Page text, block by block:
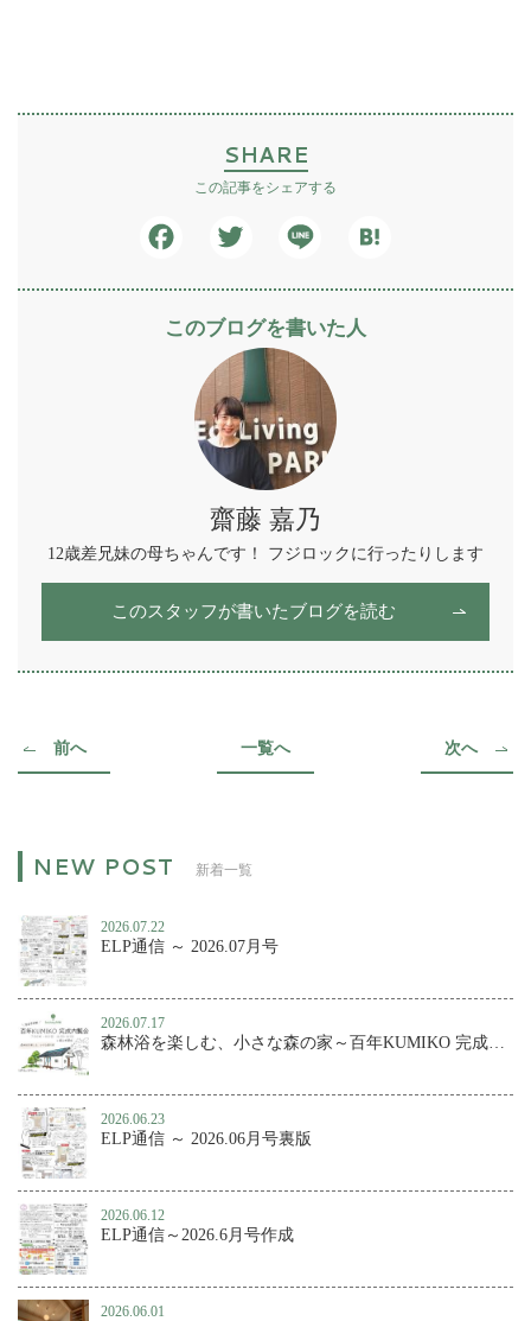
SHARE
この記事をシェアする
このブログを書いた人
齋藤 嘉乃
12歳差兄妹の母ちゃんです！ フジロックに行ったりします
このスタッフが書いたブログを読む
前へ 一覧へ 次へ
新着一覧
2026.07.22
ELP通信 ～ 2026.07月号
2026.07.17
2026.06.23
ELP通信 ～ 2026.06月号裏版
2026.06.12
ELP通信～2026.6月号作成
2026.06.01